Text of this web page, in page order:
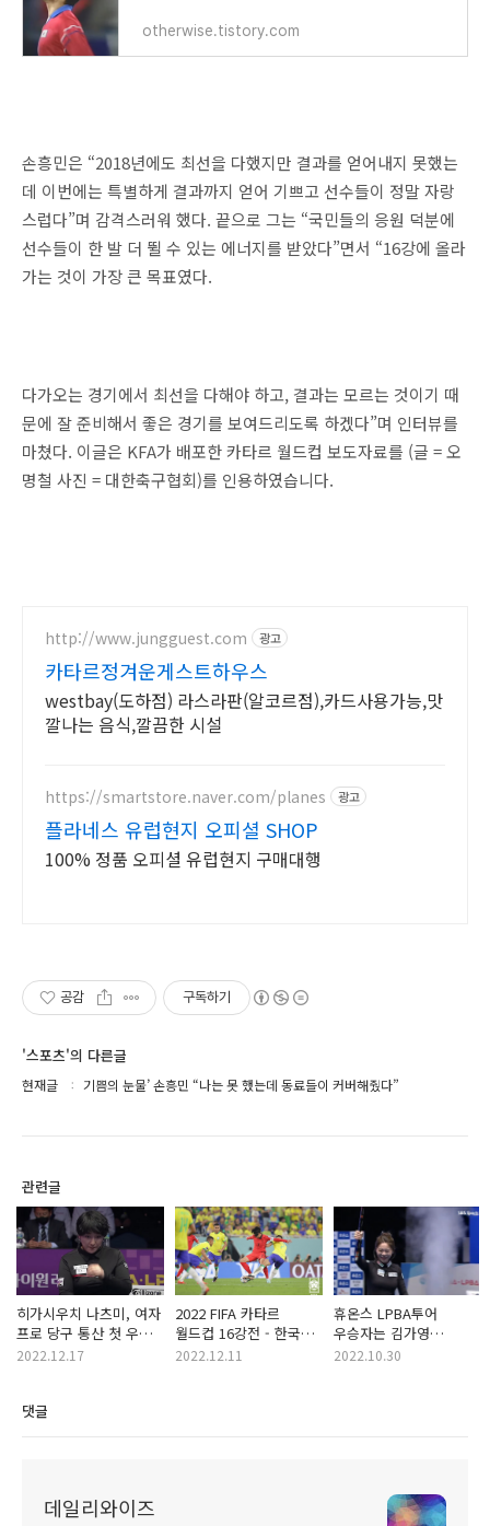
otherwise.tistory.com
손흥민은 “2018년에도 최선을 다했지만 결과를 얻어내지 못했는
데 이번에는 특별하게 결과까지 얻어 기쁘고 선수들이 정말 자랑
스럽다”며 감격스러워 했다. 끝으로 그는 “국민들의 응원 덕분에
선수들이 한 발 더 뛸 수 있는 에너지를 받았다”면서 “16강에 올라
가는 것이 가장 큰 목표였다.
다가오는 경기에서 최선을 다해야 하고, 결과는 모르는 것이기 때
문에 잘 준비해서 좋은 경기를 보여드리도록 하겠다”며 인터뷰를
마쳤다. 이글은 KFA가 배포한 카타르 월드컵 보도자료를 (글 = 오
명철 사진 = 대한축구협회)를 인용하였습니다.
http://www.jungguest.com 광고
카타르정겨운게스트하우스
westbay(도하점) 라스라판(알코르점),카드사용가능,맛
깔나는 음식,깔끔한 시설
https://smartstore.naver.com/planes 광고
플라네스 유럽현지 오피셜 SHOP
100% 정품 오피셜 유럽현지 구매대행
공감 구독하기
'스포츠'의 다른글
현재글 기쁨의 눈물’ 손흥민 “나는 못 했는데 동료들이 커버해줬다”
관련글
히가시우치 나츠미, 여자
프로 당구 통산 첫 우승
(하이원 리조트 LPBA
2022.12.17
2022 FIFA 카타르
월드컵 16강전 - 한국
브라질전 축구 경기결과
2022.12.11
휴온스 LPBA투어
우승자는 김가영
(여자프로당구 결승전
2022.10.30
댓글
데일리와이즈